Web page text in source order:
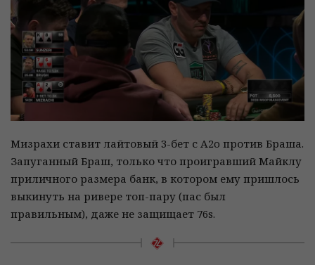
Мизрахи ставит лайтовый 3-бет с A2o против Браша.
Запуганный Браш, только что проигравший Майклу
приличного размера банк, в котором ему пришлось
выкинуть на ривере топ-пару (пас был
правильным), даже не защищает 76s.